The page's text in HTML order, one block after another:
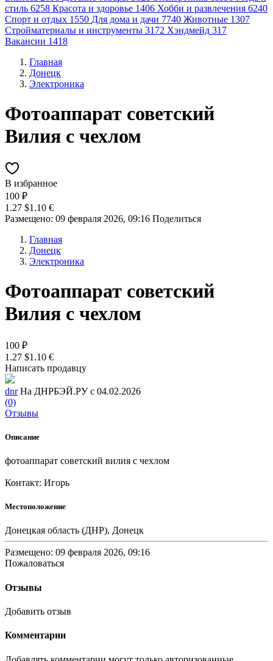
стиль 6258 Красота и здоровье 1406 Хобби и развлечения 6240
Спорт и отдых 1550 Для дома и дачи 7740 Животные 1307
Стройматериалы и инструменты 3172 Хэндмейд 317
Вакансии 1418
Главная
Донецк
Электроника
Фотоаппарат советский
Вилия с чехлом
В избранное
100 ₽
1.27 $1.10 €
Размещено: 09 февраля 2026, 09:16 Поделиться
Главная
Донецк
Электроника
Фотоаппарат советский
Вилия с чехлом
100 ₽
1.27 $1.10 €
Написать продавцу
dnr На ДНРБЭЙ.РУ с 04.02.2026
(0)
Отзывы
Описание
фотоаппарат советский вилия с чехлом
Контакт: Игорь
Местоположение
Донецкая область (ДНР), Донецк
Размещено: 09 февраля 2026, 09:16
Пожаловаться
Отзывы
Добавить отзыв
Комментарии